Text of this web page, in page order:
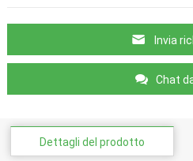
Invia
Chat
Dettagli del prodotto